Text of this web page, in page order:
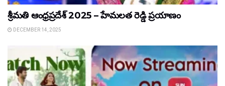
శ్రీమతి ఆంధ్రప్రదేశ్ 2025 – హేమలత రెడ్డి ప్రయాణం
DECEMBER 14, 2025